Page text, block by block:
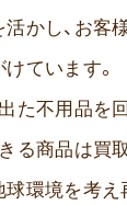
かし、お客
ています。
た不用品を
る商品は買
環境を考え